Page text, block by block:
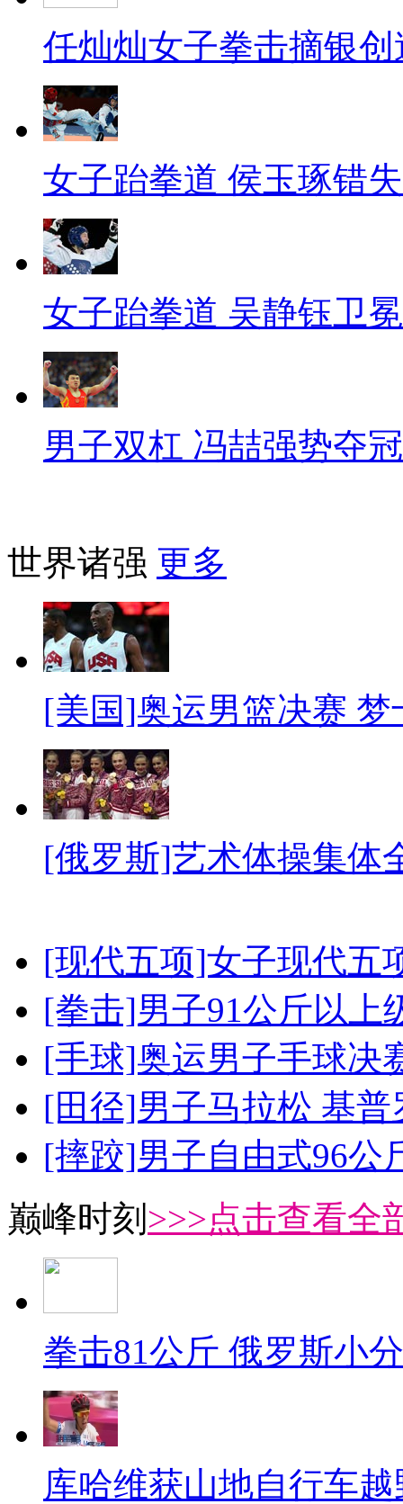
任灿灿女子拳击摘银
女子跆拳道 侯玉琢错
女子跆拳道 吴静钰卫冕
男子双杠 冯喆强势夺冠
世界诸强 更多
[美国]奥运男篮决赛
[俄罗斯]艺术体操集体
[现代五项]女子现代五
[拳击]男子91公斤以上
[手球]奥运男子手球决
[田径]男子马拉松 基
[摔跤]男子自由式96公
巅峰时刻 >>>点击查看全
拳击81公斤 俄罗斯小
库哈维获山地自行车